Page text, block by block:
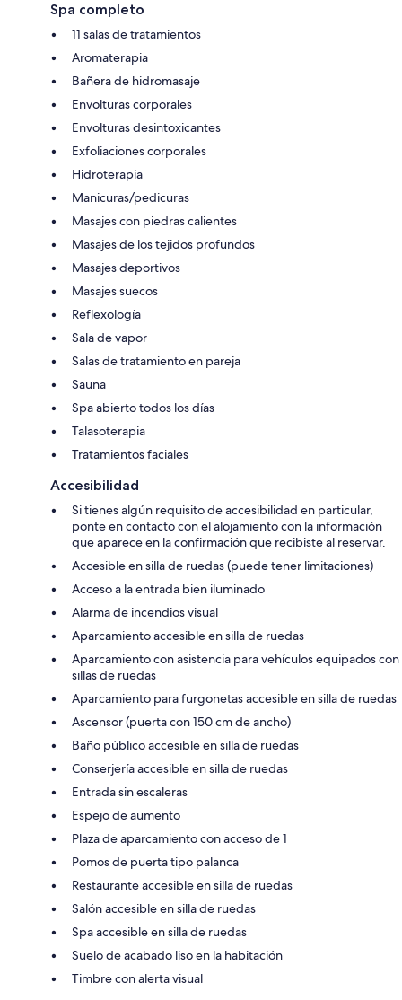
Spa completo
11 salas de tratamientos
Aromaterapia
Bañera de hidromasaje
Envolturas corporales
Envolturas desintoxicantes
Exfoliaciones corporales
Hidroterapia
Manicuras/pedicuras
Masajes con piedras calientes
Masajes de los tejidos profundos
Masajes deportivos
Masajes suecos
Reflexología
Sala de vapor
Salas de tratamiento en pareja
Sauna
Spa abierto todos los días
Talasoterapia
Tratamientos faciales
Accesibilidad
Si tienes algún requisito de accesibilidad en particular,
ponte en contacto con el alojamiento con la información
que aparece en la confirmación que recibiste al reservar.
Accesible en silla de ruedas (puede tener limitaciones)
Acceso a la entrada bien iluminado
Alarma de incendios visual
Aparcamiento accesible en silla de ruedas
Aparcamiento con asistencia para vehículos equipados con
sillas de ruedas
Aparcamiento para furgonetas accesible en silla de ruedas
Ascensor (puerta con 150 cm de ancho)
Baño público accesible en silla de ruedas
Conserjería accesible en silla de ruedas
Entrada sin escaleras
Espejo de aumento
Plaza de aparcamiento con acceso de 1
Pomos de puerta tipo palanca
Restaurante accesible en silla de ruedas
Salón accesible en silla de ruedas
Spa accesible en silla de ruedas
Suelo de acabado liso en la habitación
Timbre con alerta visual